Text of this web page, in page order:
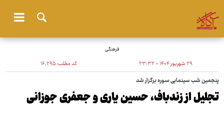
فرهنگی
۲۹ شهریور ۱۴۰۴ - ۲۳:۳۲ کد مطلب:۱۶٬۲۹۵
پنجمین شب سینمایی سوره برگزار شد
تجلیل از زندباف، حسین یاری و جعفری جوزانی